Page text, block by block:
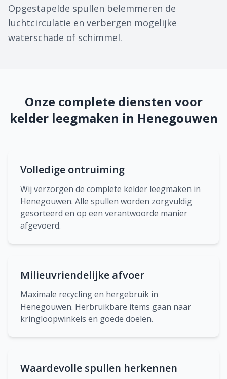
Opgestapelde spullen belemmeren de
luchtcirculatie en verbergen mogelijke
waterschade of schimmel.
Onze complete diensten voor
kelder leegmaken in Henegouwen
Volledige ontruiming
Wij verzorgen de complete kelder leegmaken in
Henegouwen. Alle spullen worden zorgvuldig
gesorteerd en op een verantwoorde manier
afgevoerd.
Milieuvriendelijke afvoer
Maximale recycling en hergebruik in
Henegouwen. Herbruikbare items gaan naar
kringloopwinkels en goede doelen.
Waardevolle spullen herkennen